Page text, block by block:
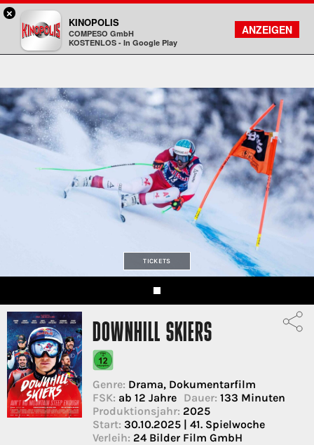
Kinopolis
FILMSUCHE
KONTO
TICKETS
DOWNHILL SKIERS
Genre: Drama, Dokumentarfilm
FSK: ab 12 Jahre Dauer: 133 Minuten
Produktionsjahr: 2025
Start: 30.10.2025 | 41. Spielwoche
Verleih: 24 Bilder Film GmbH
×
KINOPOLIS
COMPESO GmbH
KOSTENLOS - In Google Play
ANZEIGEN